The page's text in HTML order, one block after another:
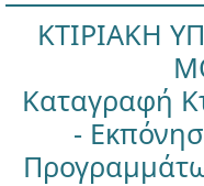
ΚΤΙΡΙΑΚΗ
Καταγραφή
-